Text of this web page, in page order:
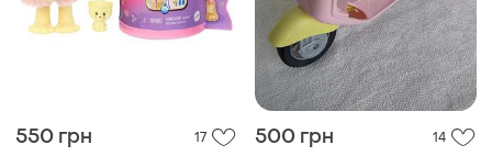
550 грн 17 500 грн 14